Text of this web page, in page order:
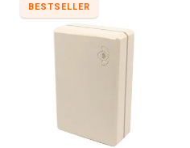
BESTSELLER